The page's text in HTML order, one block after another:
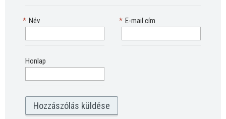
Név
* E-mail cím
*
Honlap